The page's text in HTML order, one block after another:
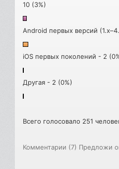
10 (3%)
Android первых версий
iOS первых поколений - 2
Другая - 2 (0%)
Всего голосовало 251
Комментарии (7) Предложи